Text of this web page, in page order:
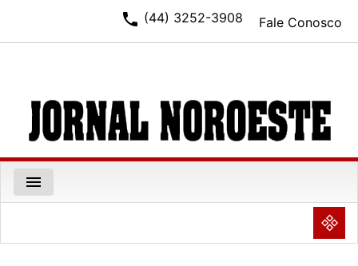
Fale Conosco
phone (44) 3252-3908
menu
NULL